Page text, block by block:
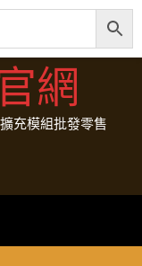
網
擴充模組批發零售